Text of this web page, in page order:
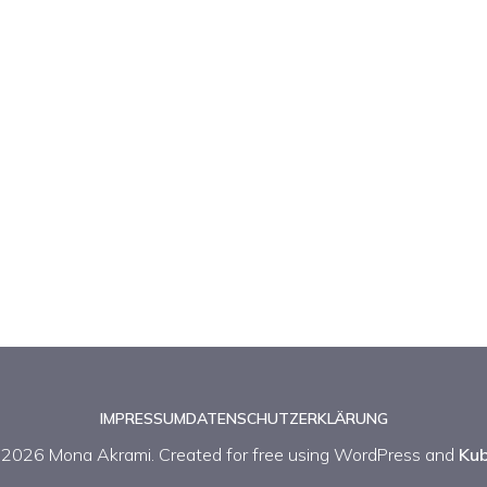
IMPRESSUMDATENSCHUTZERKLÄRUNG
Mona Akrami. Created for free using WordPress and